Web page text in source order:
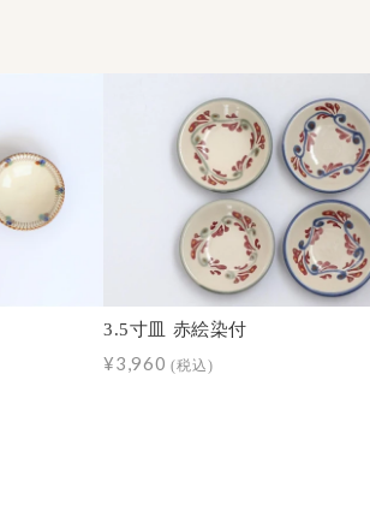
3.5寸皿 赤絵染付
¥3,960(税込)